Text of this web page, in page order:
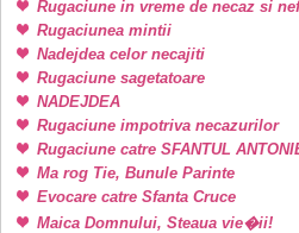
Rugaciune in vreme de necaz si
Rugaciunea mintii
Nadejdea celor necajiti
Rugaciune sagetatoare
NADEJDEA
Rugaciune impotriva necazurilor
Rugaciune catre SFANTUL
Ma rog Tie, Bunule Parinte
Evocare catre Sfanta Cruce
Maica Domnului, Steaua vie�ii!